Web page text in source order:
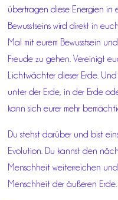
übertragen diese Energien in
Bewusstseins wird direkt in
Mal mit eurem Bewusstsein
Freude zu gehen. Vereinigt
Lichtwächter dieser Erde.
unter der Erde, in der Erde
kann sich eurer mehr
Du stehst darüber und bist
Evolution. Du kannst den
Menschheit weiterreichen
Menschheit der äußeren Erde.